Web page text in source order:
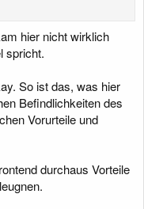
hier nicht wirklich
spricht.
So ist das, was hier
Befindlichkeiten des
Vorurteile und
durchaus Vorteile